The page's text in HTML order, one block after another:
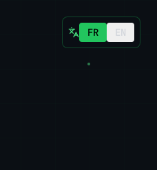
FR EN